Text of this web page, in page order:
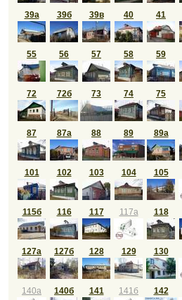
39а 39б 39в 40 41
55 56 57 58 59
72 72б 73 74 75
87 87а 88 89 89а
101 102 103 104 105
115б 116 117 117а 118
127а 127б 128 129 130
140а 140б 141 141б 142